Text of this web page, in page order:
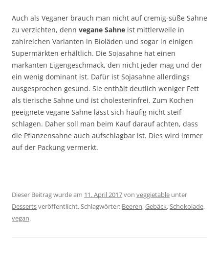
Auch als Veganer brauch man nicht auf cremig-süße Sahne
zu verzichten, denn vegane Sahne ist mittlerweile in
zahlreichen Varianten in Bioläden und sogar in einigen
Supermärkten erhältlich. Die Sojasahne hat einen
markanten Eigengeschmack, den nicht jeder mag und der
ein wenig dominant ist. Dafür ist Sojasahne allerdings
ausgesprochen gesund. Sie enthält deutlich weniger Fett
als tierische Sahne und ist cholesterinfrei. Zum Kochen
geeignete vegane Sahne lässt sich häufig nicht steif
schlagen. Daher soll man beim Kauf darauf achten, dass
die Pflanzensahne auch aufschlagbar ist. Dies wird immer
auf der Packung vermerkt.
Dieser Beitrag wurde am 11. April 2017von veggietable unter
Dessertsveröffentlicht. Schlagwörter: Beeren,Gebäck,Schokolade,
vegan.